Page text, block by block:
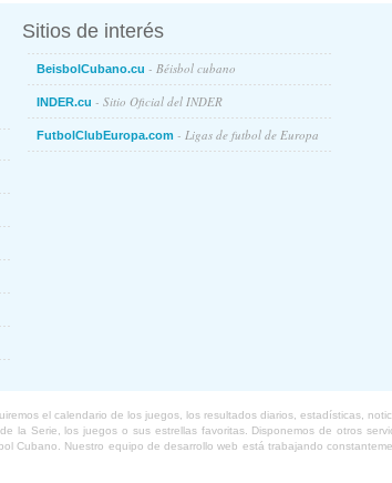
Sitios de interés
BeisbolCubano.cu - Béisbol cubano
INDER.cu - Sitio Oficial del INDER
FutbolClubEuropa.com - Ligas de futbol de Europa
el calendario de los juegos, los resultados diarios, estadísticas,
la Serie, los juegos o sus estrellas favoritas. Disponemos de otros
Cubano. Nuestro equipo de desarrollo web está trabajando